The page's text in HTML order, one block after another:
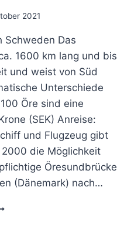
2021
Schweden Das
1600 km lang und bis
und weist von Süd
Unterschiede
Öre sind eine
(SEK) Anreise:
und Flugzeug gibt
2000 die Möglichkeit
Öresundbrücke
(Dänemark) nach…